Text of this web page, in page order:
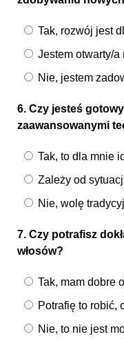
Tak, rozwój jest
Jestem otwarty/
Nie, jestem
6. Czy jesteś
zaawansowanymi
Tak, to dla mnie
Zależy od
Nie, wolę
7. Czy potrafisz
włosów?
Tak, mam dobre
Potrafię to robić,
Nie, to nie jest